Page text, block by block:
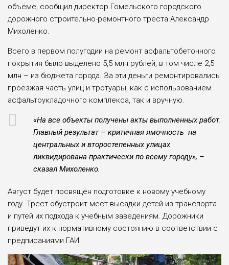
объёме, сообщил директор Гомельского городского
дорожного строительно-ремонтного треста Александр
Михоленко.
Всего в первом полугодии на ремонт асфальтобетонного
покрытия было выделено 5,5 млн рублей, в том числе 2,5
млн – из бюджета города. За эти деньги ремонтировались
проезжая часть улиц и тротуары, как с использованием
асфальтоукладочного комплекса, так и вручную.
«На все объекты получены акты выполненных работ.
Главный результат – критичная ямочность на
центральных и второстепенных улицах
ликвидирована практически по всему городу», –
сказал Михоленко.
Август будет посвящен подготовке к новому учебному
году. Трест обустроит мест высадки детей из транспорта
и путей их подхода к учебным заведениям. Дорожники
приведут их к нормативному состоянию в соответствии с
предписаниями ГАИ.